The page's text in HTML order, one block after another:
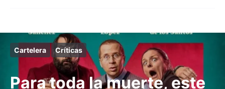
Cartelera Críticas
Para toda la muerte, este